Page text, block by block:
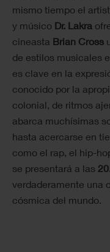
mismo tiempo el
y músico Dr. Lakra
cineasta Brian Cross
de estilos musicales
es clave en la
conocido por la
colonial, de ritmos
abarca muchísimas
hasta acercarse en
como el rap, el hip-
se presentará a las
verdaderamente una
cósmica del mundo.